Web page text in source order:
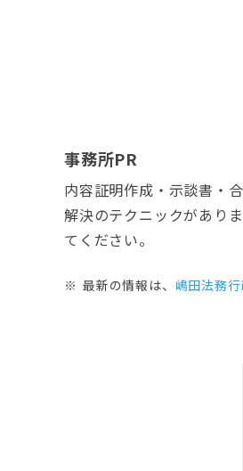
事務所PR
内容証明作成・示談書・
解決のテクニックがあり
てください。
最新の情報は、 嶋田法務